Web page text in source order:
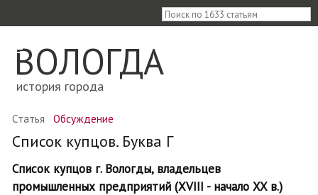
ВОЛОГДА
история города
≡
Статья Обсуждение
Список купцов. Буква Г
Список купцов г. Вологды, владельцев
промышленных предприятий (XVIII - начало XX в.)